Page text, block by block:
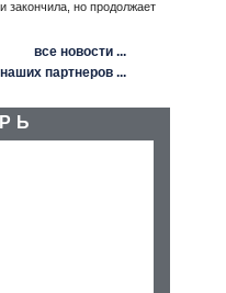
закончила, но продолжает
все новости ...
партнеров ...